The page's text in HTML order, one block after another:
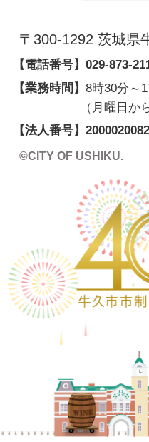
〒300-1292 茨城県
【電話番号】 029-873-
【業務時間】 8時30分～
（月曜日
【法人番号】
©CITY OF USHIKU.
ワ